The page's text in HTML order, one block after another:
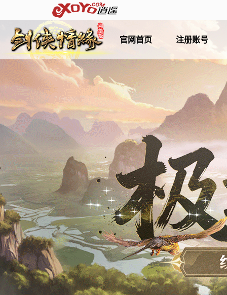
官网首页 注册账号